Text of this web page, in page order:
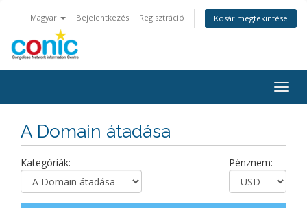
Magyar Bejelentkezés Regisztráció Kosár megtekintése
A Domain átadása
Kategóriák: Pénznem: